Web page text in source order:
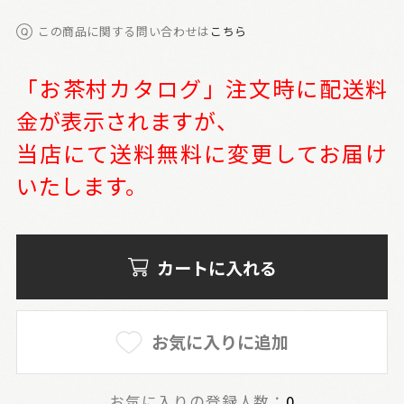
この商品に関する問い合わせは こちら
「お茶村カタログ」注文時に配送料
金が表示されますが、
当店にて送料無料に変更してお届け
いたします。
カートに入れる
お気に入りに追加